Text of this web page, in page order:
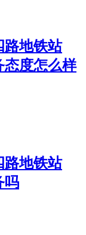
路地铁站
态度怎么样
路地铁站
吗